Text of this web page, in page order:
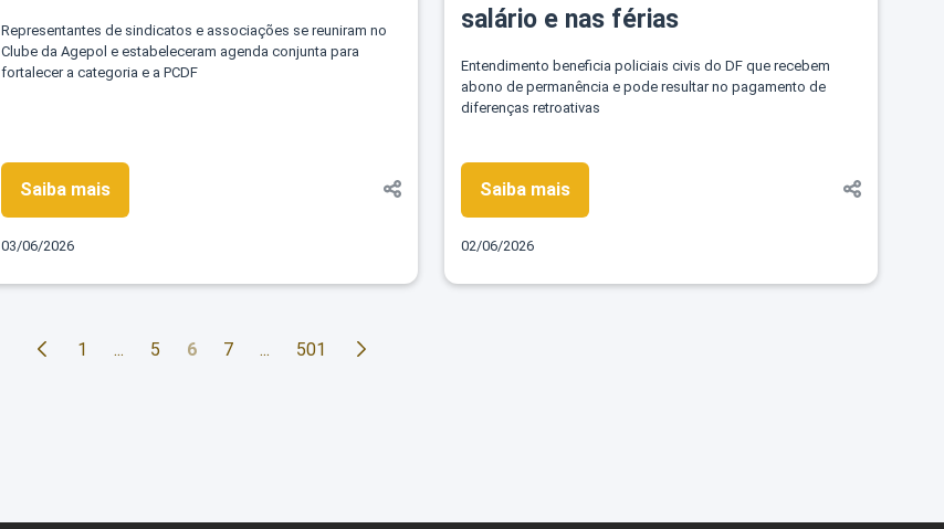
Representantes de sindicatos e associações se reuniram no
Clube da Agepol e estabeleceram agenda conjunta para
fortalecer a categoria e a PCDF
Saiba mais
03/06/2026
salário e nas férias
Entendimento beneficia policiais civis do DF que recebem
abono de permanência e pode resultar no pagamento de
diferenças retroativas
Saiba mais
02/06/2026
1 ... 5 6 7 ... 501